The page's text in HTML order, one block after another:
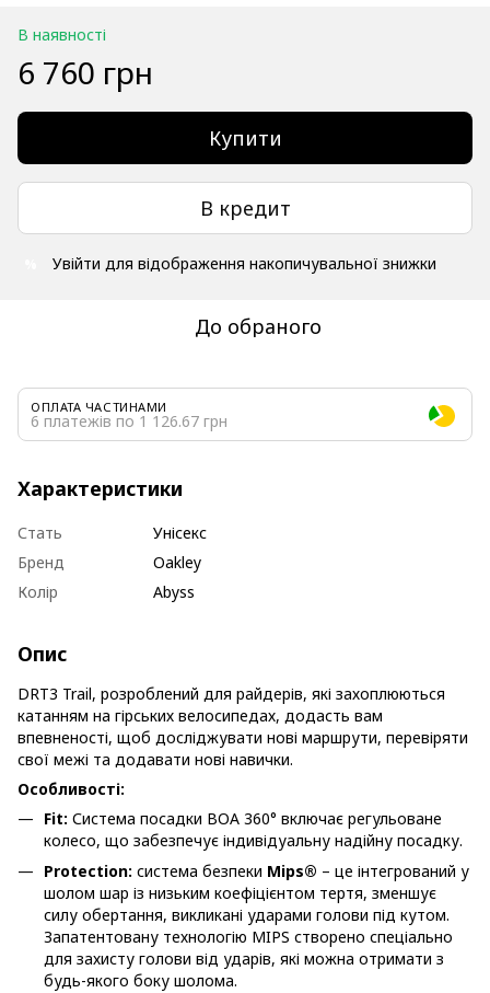
В наявності
6 760 грн
Купити
В кредит
Увійти для відображення накопичувальної знижки
До обраного
ОПЛАТА ЧАСТИНАМИ
6 платежів по 1 126.67 грн
Характеристики
Стать
Унісекс
Бренд
Oakley
Колір
Abyss
Опис
DRT3 Trail, розроблений для райдерів, які захоплюються
катанням на гірських велосипедах, додасть вам
впевненості, щоб досліджувати нові маршрути, перевіряти
свої межі та додавати нові навички.
Особливості:
Fit: Система посадки BOA 360° включає регульоване
колесо, що забезпечує індивідуальну надійну посадку.
Protection: система безпеки Mips® – це інтегрований у
шолом шар із низьким коефіцієнтом тертя, зменшує
силу обертання, викликані ударами голови під кутом.
Запатентовану технологію MIPS створено спеціально
для захисту голови від ударів, які можна отримати з
будь-якого боку шолома.